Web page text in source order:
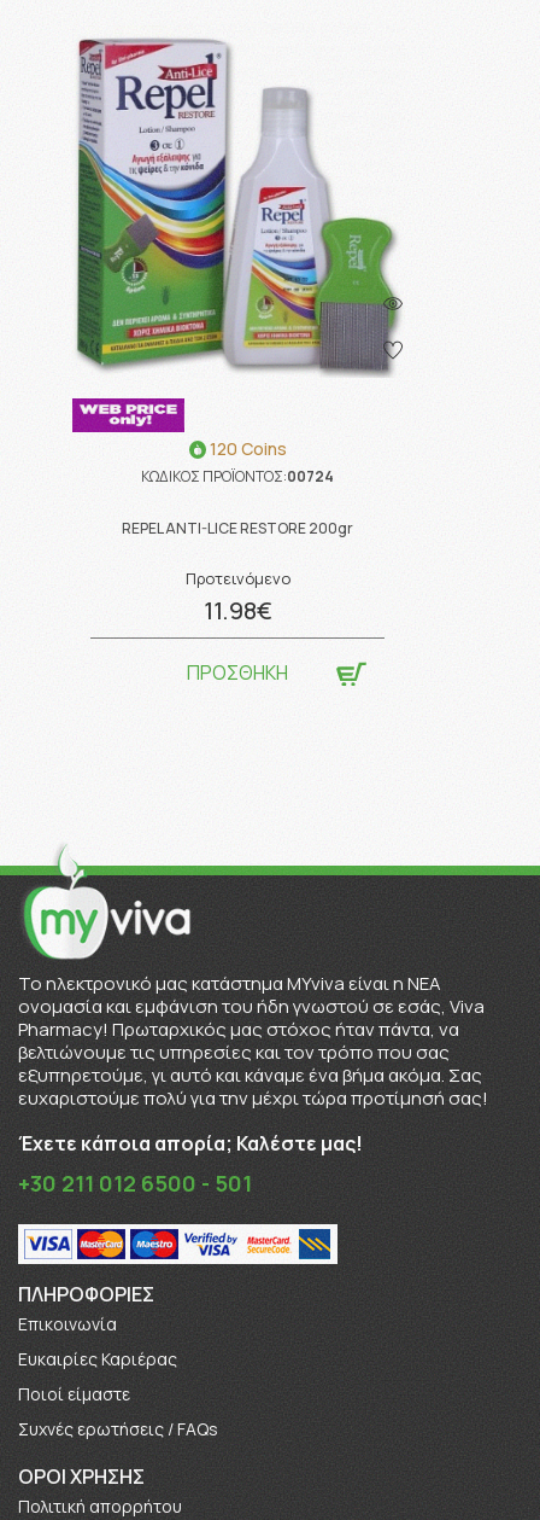
120 Coins
ΚΩΔΙΚΟΣ ΠΡΟΪΟΝΤΟΣ:00724
REPEL ANTI-LICE RESTORE 200gr
Προτεινόμενο
11.98€
ΠΡΟΣΘΗΚΗ
To ηλεκτρονικό μας κατάστημα MYviva είναι η ΝΕΑ
ονομασία και εμφάνιση του ήδη γνωστού σε εσάς, Viva
Pharmacy! Πρωταρχικός μας στόχος ήταν πάντα, να
βελτιώνουμε τις υπηρεσίες και τον τρόπο που σας
εξυπηρετούμε, γι αυτό και κάναμε ένα βήμα ακόμα. Σας
ευχαριστούμε πολύ για την μέχρι τώρα προτίμησή σας!
Έχετε κάποια απορία; Καλέστε μας!
+30 211 012 6500 - 501
ΠΛΗΡΟΦΟΡΊΕΣ
Επικοινωνία
Ευκαιρίες Καριέρας
Πoιοί είμαστε
Συχνές ερωτήσεις / FAQs
ΟΡΟΙ ΧΡΗΣΗΣ
Πολιτική απορρήτου